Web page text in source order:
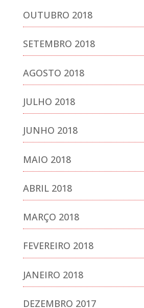
OUTUBRO 2018
SETEMBRO 2018
AGOSTO 2018
JULHO 2018
JUNHO 2018
MAIO 2018
ABRIL 2018
MARÇO 2018
FEVEREIRO 2018
JANEIRO 2018
DEZEMBRO 2017